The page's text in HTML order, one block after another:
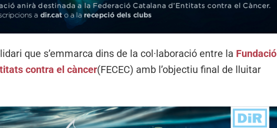
que s’emmarca dins de la col·laboració entre la Fundació
contra el càncer(FECEC) amb l’objectiu final de lluitar